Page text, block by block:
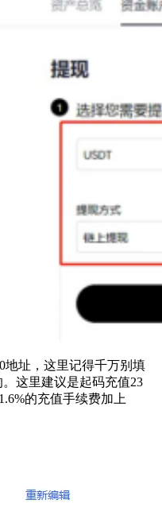
地址，这里记得千万别填
这里建议是起码充值23
的充值手续费加上